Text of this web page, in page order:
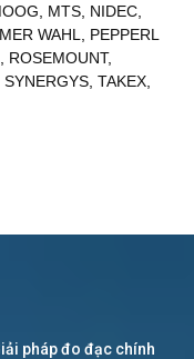
MTS NIDEC
WAHL
PEPPERL
ROSEMOUNT,
SYNERGYS TAKEX
pháp đo đạc chính